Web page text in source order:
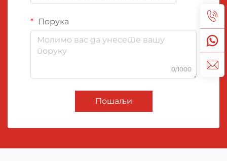
Порука
0/1000
Пошаљи